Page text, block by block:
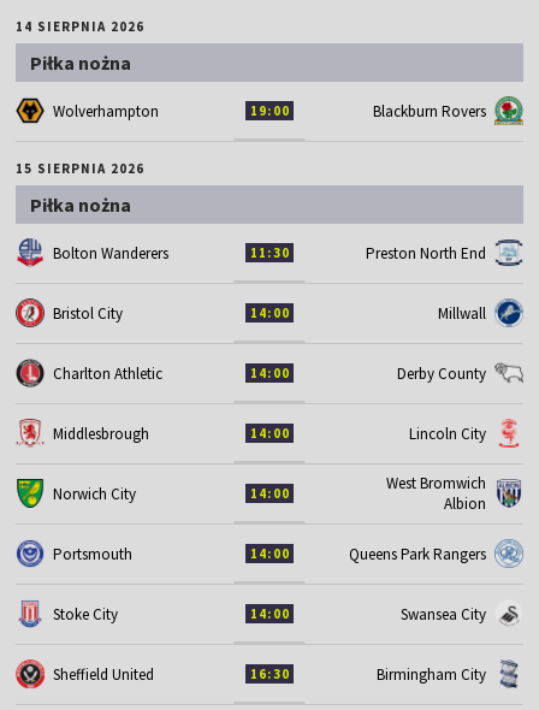
14 SIERPNIA 2026
Piłka nożna
Wolverhampton 19:00 Blackburn Rovers
15 SIERPNIA 2026
Piłka nożna
Bolton Wanderers 11:30 Preston North End
Bristol City 14:00 Millwall
Charlton Athletic 14:00 Derby County
Middlesbrough 14:00 Lincoln City
Norwich City 14:00
West Bromwich
Albion
Portsmouth 14:00 Queens Park Rangers
Stoke City 14:00 Swansea City
Sheffield United 16:30 Birmingham City